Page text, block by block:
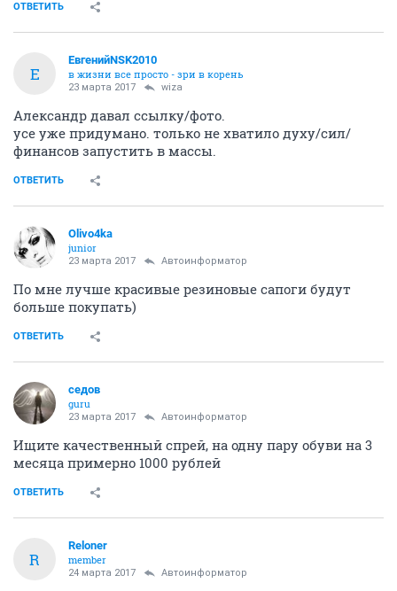
ОТВЕТИТЬ
Е
ЕвгенийNSK2010
в жизни все просто - зри в корень
23 марта 2017 wiza
Александр давал ссылку/фото.
усе уже придумано. только не хватило духу/сил/
финансов запустить в массы.
ОТВЕТИТЬ
Olivo4ka
junior
23 марта 2017 Автоинформатор
По мне лучше красивые резиновые сапоги будут
больше покупать)
ОТВЕТИТЬ
седов
guru
23 марта 2017 Автоинформатор
Ищите качественный спрей, на одну пару обуви на 3
месяца примерно 1000 рублей
ОТВЕТИТЬ
R
Reloner
member
24 марта 2017 Автоинформатор